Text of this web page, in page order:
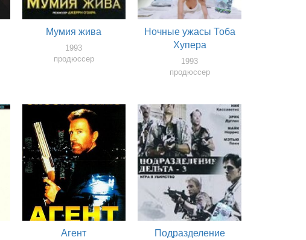
Мумия жива
1993
продюссер
Ночные ужасы Тоба
Хупера
1993
продюссер
Агент
Подразделение